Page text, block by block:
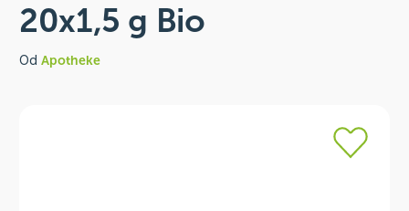
20x1,5 g Bio
Od Apotheke